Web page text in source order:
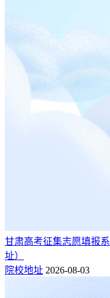
甘肃高考征集志愿填报
址）
院校地址 2026-08-03